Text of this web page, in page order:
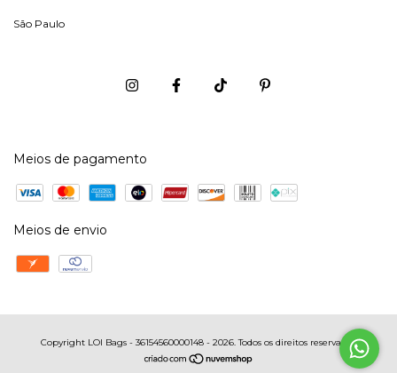
São Paulo
Meios de pagamento
Meios de envio
Copyright LOI Bags - 36154560000148 - 2026. Todos os direitos reservados.